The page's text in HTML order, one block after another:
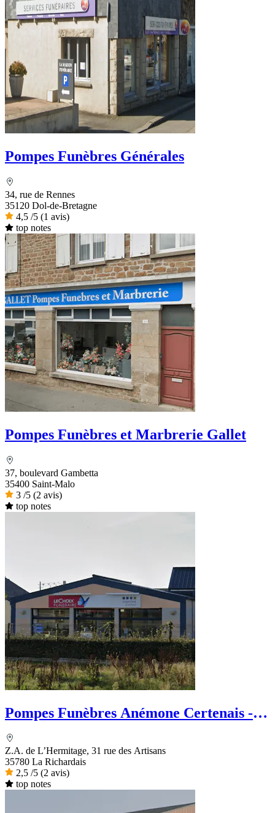
Pompes Funèbres Générales
34, rue de Rennes
35120 Dol-de-Bretagne
4,5 /5 (1 avis)
top notes
Pompes Funèbres et Marbrerie Gallet
37, boulevard Gambetta
35400 Saint-Malo
3 /5 (2 avis)
top notes
Pompes Funèbres Anémone Certenais -
Z.A. de L’Hermitage, 31 rue des Artisans
35780 La Richardais
2,5 /5 (2 avis)
top notes